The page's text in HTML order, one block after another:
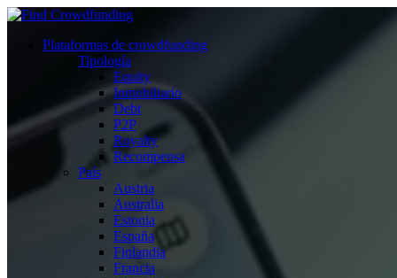
Plataformas de crowdfunding
Tipología
Equity
Inmobiliario
Debt
P2P
Royalty
Recompensa
País
Austria
Australia
Estonia
España
Finlandia
Francia